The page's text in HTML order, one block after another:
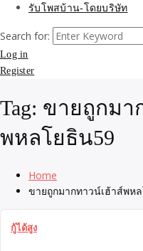
รับโพสบ้าน-โดยบริษัท
Search for:
Log in
Register
Tag: ขายถูกมา
พหลโยธิน59
Home
ขายถูกมากทาวน์เฮ้าส์พห
กู้ได้สูง